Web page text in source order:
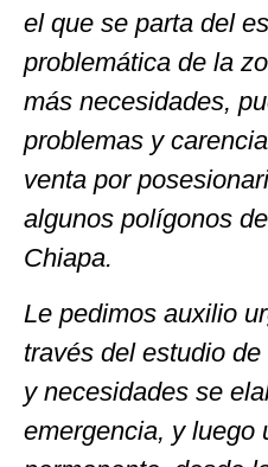
el que se parta del
problemática de la
más necesidades,
problemas y
venta por
algunos polígonos
Chiapa.
Le pedimos auxilio
través del estudio
y necesidades se
emergencia, y luego